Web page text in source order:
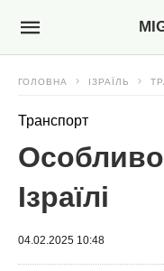
ГОЛОВНА ІЗРАЇЛЬ
Транспорт
Ізраїлі
04.02.2025 10:48